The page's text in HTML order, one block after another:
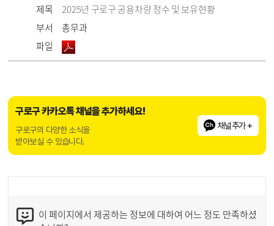
제목
2025년 구로구 공용차량 정수 및 보유현황
부서
총무과
파일
구로구 카카오톡 채널을 추가하세요!
구로구의 다양한 소식을
받아보실 수 있습니다.
채널추가 +
이 페이지에서 제공하는 정보에 대하여 어느 정도 만족하셨